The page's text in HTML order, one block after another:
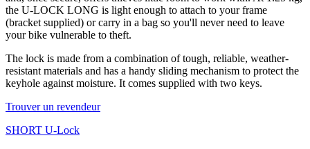
the U-LOCK LONG is light enough to attach to your frame
(bracket supplied) or carry in a bag so you'll never need to leave
your bike vulnerable to theft.
The lock is made from a combination of tough, reliable, weather-
resistant materials and has a handy sliding mechanism to protect the
keyhole against moisture. It comes supplied with two keys.
Trouver un revendeur
SHORT U-Lock